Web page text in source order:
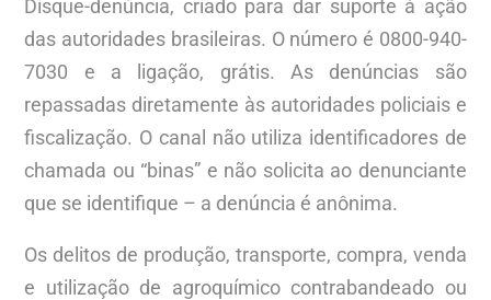
Disque-denúncia, criado para dar suporte à ação
das autoridades brasileiras. O número é 0800-940-
7030 e a ligação, grátis. As denúncias são
repassadas diretamente às autoridades policiais e
fiscalização. O canal não utiliza identificadores de
chamada ou “binas” e não solicita ao denunciante
que se identifique – a denúncia é anônima.
Os delitos de produção, transporte, compra, venda
e utilização de agroquímico contrabandeado ou